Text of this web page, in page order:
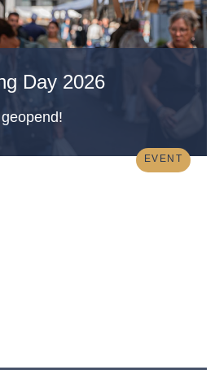
Day 2026
EVENT